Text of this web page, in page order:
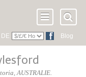
DE Blog
,AUSTRALIE.